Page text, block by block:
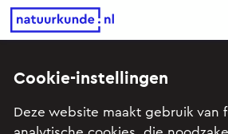
Natuurkunde.nl
Fontein van Genève
Cookie-instellingen
Deze website maakt gebruik van